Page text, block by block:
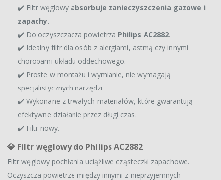
✔️ Filtr węglowy absorbuje zanieczyszczenia gazowe i
zapachy.
✔️ Do oczyszczacza powietrza Philips AC2882.
✔️ Idealny filtr dla osób z alergiami, astmą czy innymi
chorobami układu oddechowego.
✔️ Proste w montażu i wymianie, nie wymagają
specjalistycznych narzędzi.
✔️ Wykonane z trwałych materiałów, które gwarantują
efektywne działanie przez długi czas.
✔️ Filtr nowy.
💎 Filtr węglowy do Philips AC2882
Filtr węglowy pochłania uciążliwe cząsteczki zapachowe.
Oczyszcza powietrze między innymi z nieprzyjemnych